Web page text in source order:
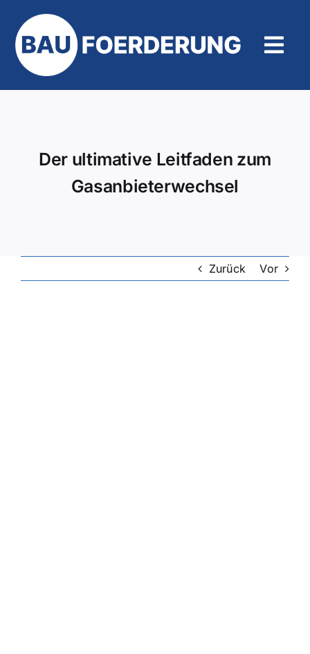
Inhalt
springen
Der ultimative Leitfaden zum
Gasanbieterwechsel
Zurück Vor